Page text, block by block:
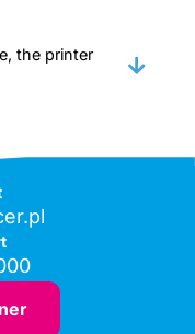
the printer